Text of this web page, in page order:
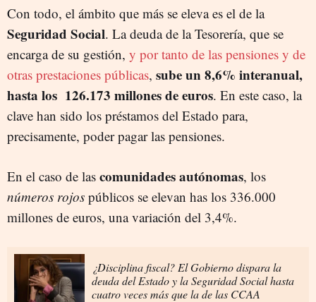
Con todo, el ámbito que más se eleva es el de la
Seguridad Social. La deuda de la Tesorería, que se
encarga de su gestión, y por tanto de las pensiones y de
otras prestaciones públicas, sube un 8,6% interanual,
hasta los 126.173 millones de euros. En este caso, la
clave han sido los préstamos del Estado para,
precisamente, poder pagar las pensiones.
En el caso de las comunidades autónomas, los
números rojos públicos se elevan has los 336.000
millones de euros, una variación del 3,4%.
¿Disciplina fiscal? El Gobierno dispara la
deuda del Estado y la Seguridad Social hasta
cuatro veces más que la de las CCAA